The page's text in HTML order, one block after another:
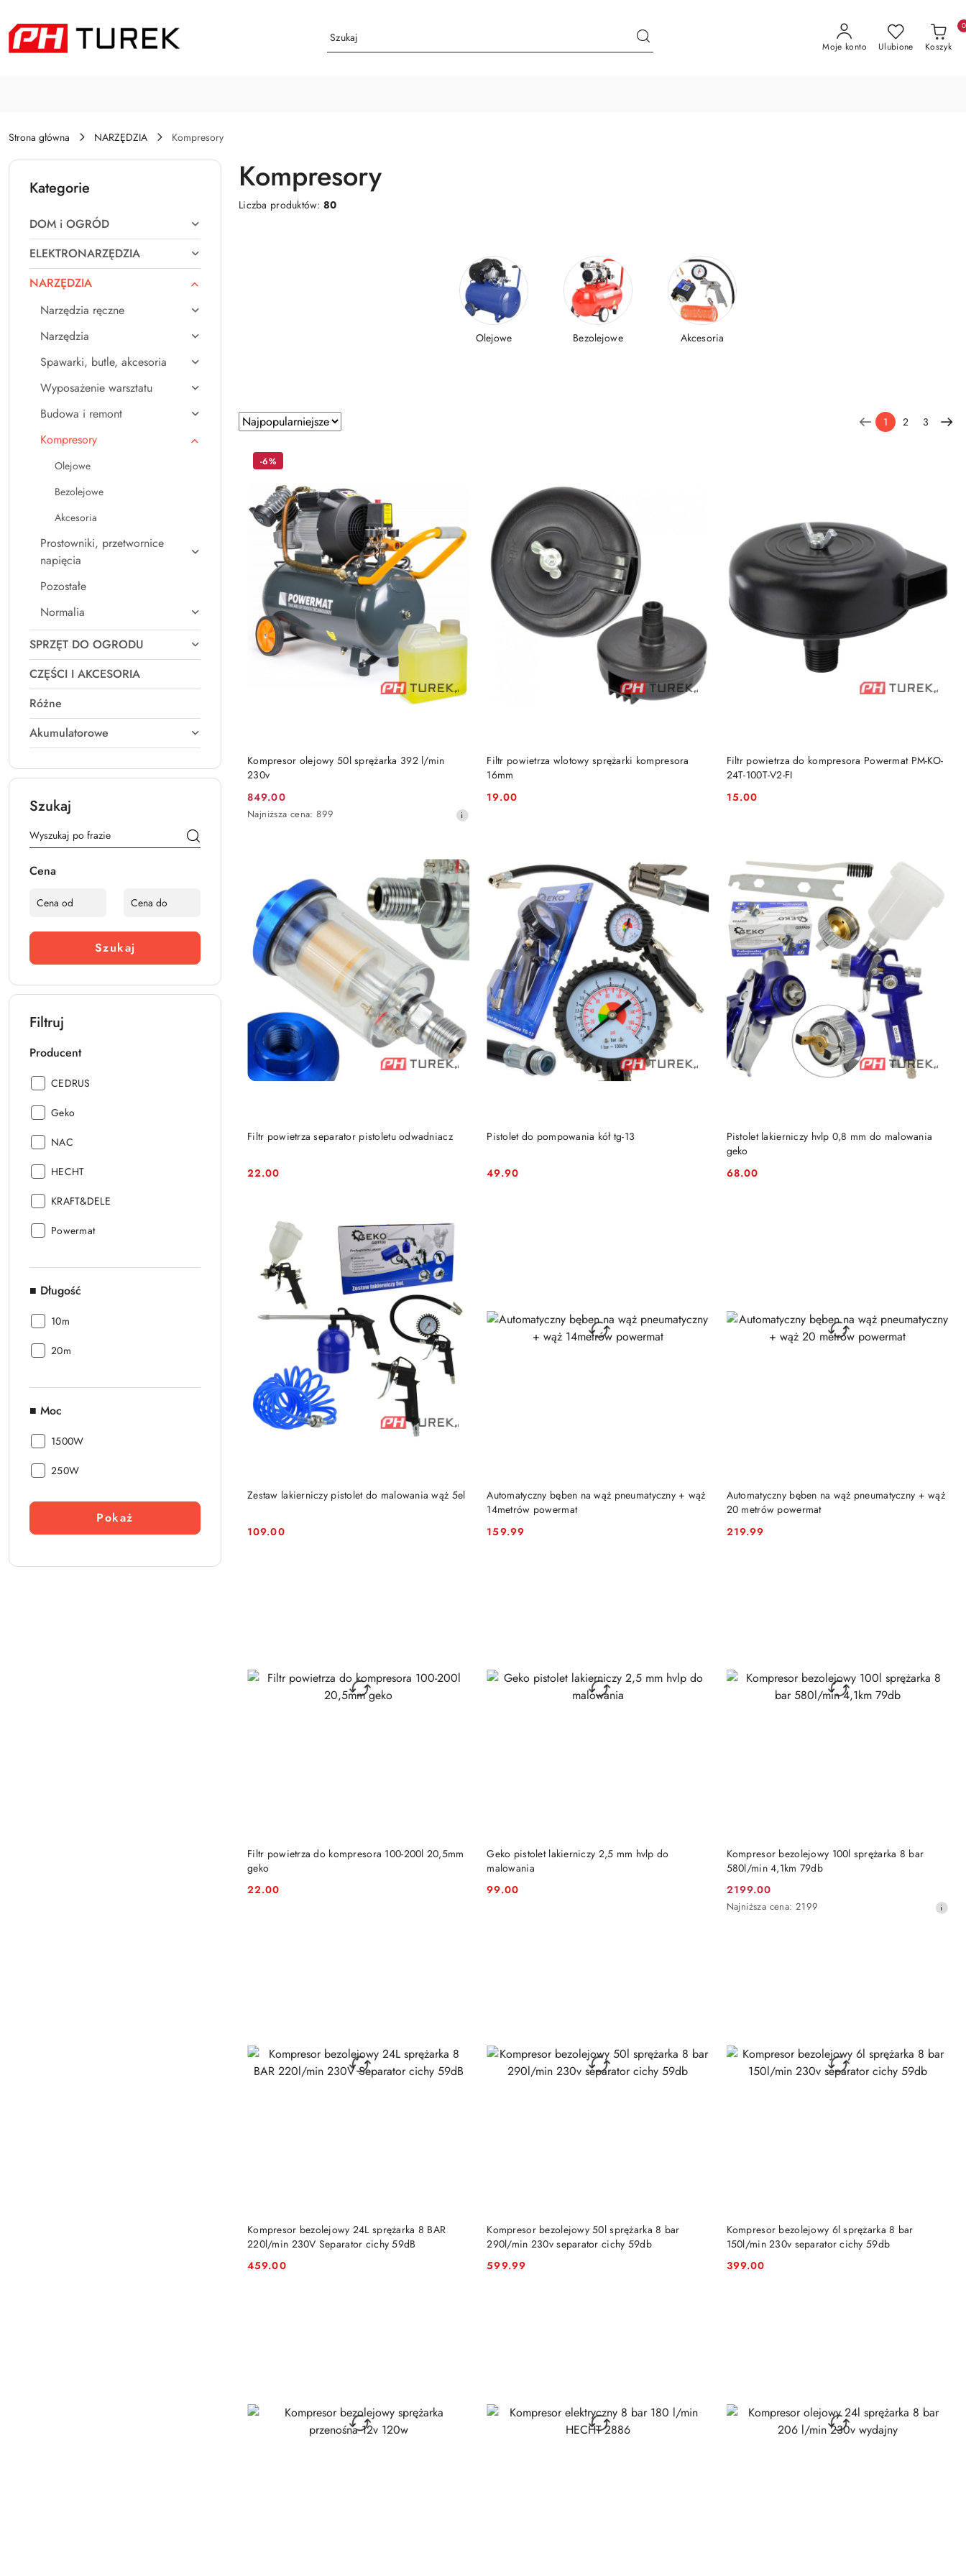
Moje konto Ulubione Koszyk
0
Strona główna NARZĘDZIA Kompresory
Kategorie
DOM i OGRÓD
ELEKTRONARZĘDZIA
NARZĘDZIA
Narzędzia ręczne
Narzędzia
Spawarki, butle, akcesoria
Wyposażenie warsztatu
Budowa i remont
Kompresory
Olejowe
Bezolejowe
Akcesoria
Prostowniki, przetwornice
napięcia
Pozostałe
Normalia
SPRZĘT DO OGRODU
CZĘŚCI I AKCESORIA
Różne
Akumulatorowe
Szukaj
Cena
Szukaj
Filtruj
Producent
Producent:
CEDRUS
Producent:
Geko
Producent:
NAC
Producent:
HECHT
Producent:
KRAFT&DELE
Producent:
Powermat
■ Długość
■
10m
■
20m
■ Moc
■
1500W
■
250W
Pokaż
Kompresory
Liczba produktów:80
Olejowe Bezolejowe Akcesoria
Zastosowano
sortowanie:
Najpopularniejsze.
Sortuj
według
1 2 3
Kompresor olejowy 50l sprężarka 392 l/min
230v
Cena
promocyjna:
849.00
Najniższa
obniżką
Najniższa cena: 899
-6%
DO KOSZYKA
Filtr powietrza wlotowy sprężarki kompresora
16mm
Cena:
19.00
DO KOSZYKA
Filtr powietrza do kompresora Powermat PM-KO-
24T-100T-V2-FI
Cena:
15.00
DO KOSZYKA
Filtr powietrza separator pistoletu odwadniacz
Cena:
22.00
DO KOSZYKA Pistolet do pompowania kół tg-13
Cena:
49.90
DO KOSZYKA
Pistolet lakierniczy hvlp 0,8 mm do malowania
geko
Cena:
68.00
DO KOSZYKA
Zestaw lakierniczy pistolet do malowania wąż 5el
Cena:
109.00
DO KOSZYKA
Automatyczny bęben na wąż pneumatyczny + wąż
14metrów powermat
Cena:
159.99
DO KOSZYKA
Automatyczny bęben na wąż pneumatyczny + wąż
20 metrów powermat
Cena:
219.99
DO KOSZYKA
Filtr powietrza do kompresora 100-200l 20,5mm
geko
Cena:
22.00
DO KOSZYKA
Geko pistolet lakierniczy 2,5 mm hvlp do
malowania
Cena:
99.00
DO KOSZYKA
Kompresor bezolejowy 100l sprężarka 8 bar
580l/min 4,1km 79db
Cena
promocyjna:
2199.00
Najniższa
Najniższa cena: 2199
DO KOSZYKA
Kompresor bezolejowy 24L sprężarka 8 BAR
220l/min 230V Separator cichy 59dB
Cena:
459.00
DO KOSZYKA
Kompresor bezolejowy 50l sprężarka 8 bar
290l/min 230v separator cichy 59db
Cena:
599.99
DO KOSZYKA
Kompresor bezolejowy 6l sprężarka 8 bar
150l/min 230v separator cichy 59db
Cena:
399.00
DO KOSZYKA